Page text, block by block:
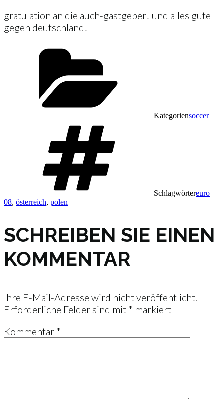
gratulation an die auch-gastgeber! und alles gute
gegen deutschland!
Kategoriensoccer
Schlagwörtereuro
08, österreich, polen
SCHREIBEN SIE EINEN
KOMMENTAR
Ihre E-Mail-Adresse wird nicht veröffentlicht.
Erforderliche Felder sind mit * markiert
Kommentar *